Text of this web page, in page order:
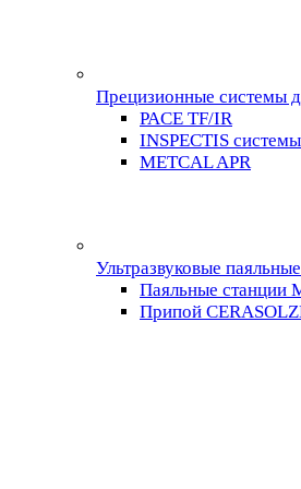
Прецизионные системы
PACE TF/IR
INSPECTIS
METCAL APR
Ультразвуковые
Паяльные станции
Припой